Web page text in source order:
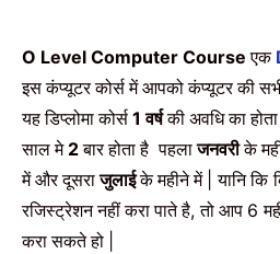
O Level Computer Courseएक
इस कंप्यूटर कोर्स में आपको कंप्यूटर की
यह डिप्लोमा कोर्स 1वर्षकी अवधि का
साल मे 2बार होता है पहलाजनवरीके
में और दूसराजुलाईके महीने में |यानि कि
रजिस्ट्रेशन नहीं करा पाते है,तो आप 6
करा सकते हो